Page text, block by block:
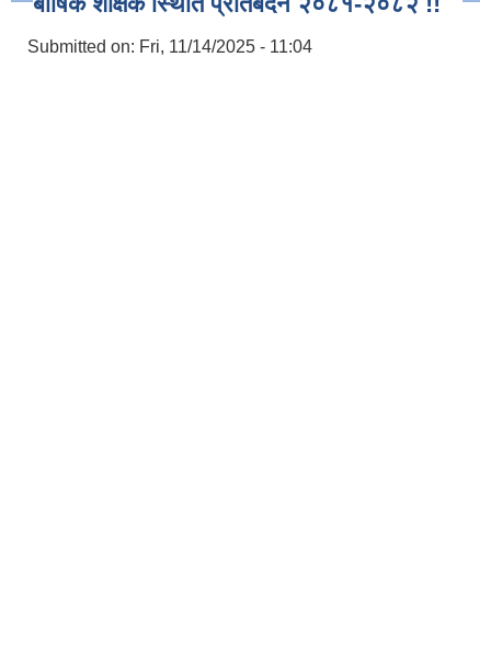
Submitted on: Fri, 11/14/2025 - 11:04